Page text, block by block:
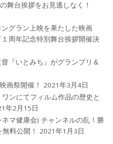
舞台挨拶をお見逃しなく！
グラン上映を果たした映画
周年記念特別舞台挨拶開催決
『いとみち』がグランプリ＆
画祭開催！
2021年3月4日
ンにてフィルム作品の歴史と
年2月15日
マ健康会) チャンネルの乱！勝
料公開！
2021年1月3日